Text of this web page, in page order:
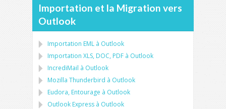
Importation et la Migration vers
Outlook
Importation EML à Outlook
Importation XLS, DOC, PDF à Outlook
IncrediMail à Outlook
Mozilla Thunderbird à Outlook
Eudora, Entourage à Outlook
Outlook Express à Outlook